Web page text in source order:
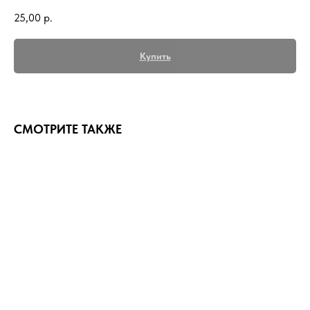
25,00 р.
Купить
СМОТРИТЕ ТАКЖЕ